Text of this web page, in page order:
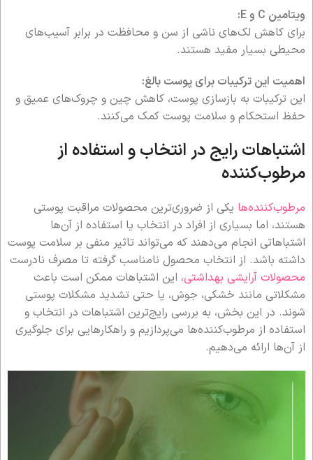
ویتامین C و E:
برای کاهش لک‌های ناشی از سن و محافظت در برابر آسیب‌های
محیطی بسیار مفید هستند.
اهمیت این ترکیبات برای پوست بالغ:
این ترکیبات به بازسازی پوست، کاهش چین و چروک‌های عمیق و
حفظ استحکام و سلامت پوست کمک می‌کنند.
اشتباهات رایج در انتخاب و استفاده از
مرطوب‌کننده
مرطوب‌کننده‌ها یکی از ضروری‌ترین محصولات مراقبت پوستی
هستند، اما بسیاری از افراد در انتخاب یا استفاده از آن‌ها
اشتباهاتی انجام می‌دهند که می‌تواند تاثیر منفی بر سلامت پوست
داشته باشد. از انتخاب محصول نامناسب گرفته تا مصرف نادرست
محصولات آرایشی بهداشتی، این اشتباهات ممکن است باعث
مشکلاتی مانند خشکی، جوش، یا حتی تشدید مشکلات پوستی
شوند. در این بخش، به بررسی رایج‌ترین اشتباهات در انتخاب و
استفاده از مرطوب‌کننده‌ها می‌پردازیم و راهکارهایی برای جلوگیری
از آن‌ها ارائه می‌دهیم.